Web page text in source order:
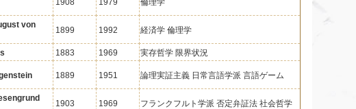
1908 1979 倫理学
von
1899 1992 経済学 倫理学
1883 1969
実存哲学 限界状況
1889 1951 論理実証主義 日常言語学派 言語ゲーム
1903 1969 フランクフルト学派 否定弁証法 社会哲学